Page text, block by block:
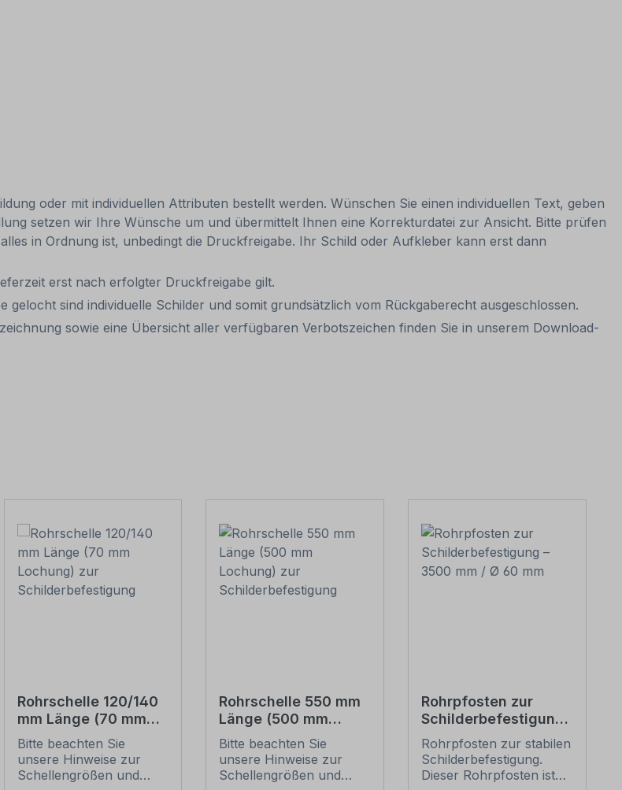
oder mit individuellen Attributen bestellt werden. Wünschen Sie einen individuellen Text, geben
setzen wir Ihre Wünsche um und übermittelt Ihnen eine Korrekturdatei zur Ansicht. Bitte prüfen
in Ordnung ist, unbedingt die Druckfreigabe. Ihr Schild oder Aufkleber kann erst dann
erst nach erfolgter Druckfreigabe gilt.
sind individuelle Schilder und somit grundsätzlich vom Rückgaberecht ausgeschlossen.
sowie eine Übersicht aller verfügbaren Verbotszeichen finden Sie in unserem Download-
Rohrschelle 120/140
mm Länge (70 mm
Lochung) zur
Schilderbefestigung
Bitte beachten Sie
unsere Hinweise zur
Schellengrößen und
Rohrschelle 550 mm
Länge (500 mm
Lochung) zur
Schilderbefestigung
Bitte beachten Sie
unsere Hinweise zur
Schellengrößen und
Rohrpfosten zur
Schilderbefestigung
– 3500 mm / Ø 60
mm
Rohrpfosten zur stabilen
Schilderbefestigung.
Dieser Rohrpfosten ist